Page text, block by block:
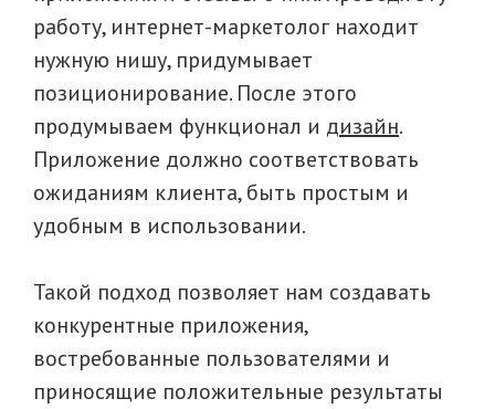
работу, интернет-маркетолог находит
нужную нишу, придумывает
позиционирование. После этого
продумываем функционал и дизайн.
Приложение должно соответствовать
ожиданиям клиента, быть простым и
удобным в использовании.
Такой подход позволяет нам создавать
конкурентные приложения,
востребованные пользователями и
приносящие положительные результаты